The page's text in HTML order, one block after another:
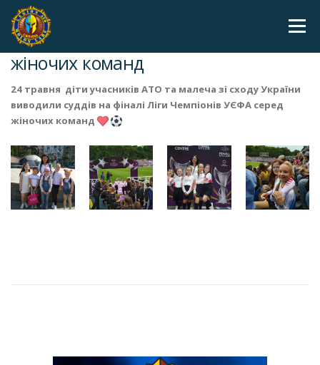
Skip to content
Menu
Фіналі Ліги Чемпіонів УЄФА серед
жіночих команд
24 травня діти учасників АТО та малеча зі сходу України
виводили суддів на фіналі Ліги Чемпіонів УЄФА серед
жіночих команд